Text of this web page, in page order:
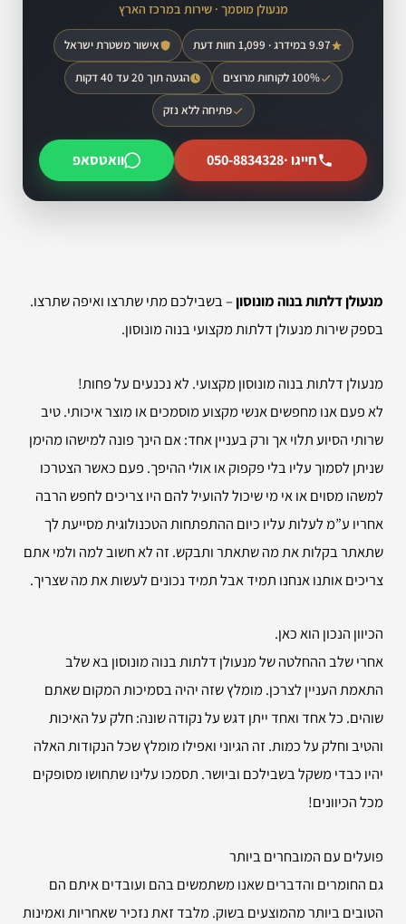
מנעולן מוסמך · שירות במרכז הארץ
9.97 במידרג · 1,099 חוות דעת אישור משטרת ישראל
100% לקוחות מרוצים הגעה תוך 20 עד 40 דקות
פתיחה ללא נזק
חייגו ·050-8834328 וואטסאפ
מנעולן דלתות בנוה מונוסון– בשבילכם מתי שתרצו ואיפה שתרצו.
בספק שירות מנעולן דלתות מקצועי בנוה מונוסון.
מנעולן דלתות בנוה מונוסון מקצועי. לא נכנעים על פחות!
לא פעם אנו מחפשים אנשי מקצוע מוסמכים או מוצר איכותי. טיב
שרותי הסיוע תלוי אך ורק בעניין אחד: אם הינך פונה למישהו מהימן
שניתן לסמוך עליו בלי פקפוק או אולי ההיפך. פעם כאשר הצטרכו
למשהו מסוים או אי מי שיכול להועיל להם היו צריכים לחפש הרבה
אחריו ע”מ לעלות עליו כיום ההתפתחות הטכנולוגית מסייעת לך
שתאתר בקלות את מה שתאתר ותבקש. זה לא חשוב למה ולמי אתם
צריכים אותנו אנחנו תמיד אבל תמיד נכונים לעשות את מה שצריך.
הכיוון הנכון הוא כאן.
אחרי שלב ההחלטה של מנעולן דלתות בנוה מונוסון בא שלב
התאמת העניין לצרכן. מומלץ שזה יהיה בסמיכות המקום שאתם
שוהים. כל אחד ואחד ייתן דגש על נקודה שונה: חלק על האיכות
והטיב וחלק על כמות. זה הגיוני ואפילו מומלץ שכל הנקודות האלה
יהיו כבדי משקל בשבילכם וביושר. תסמכו עלינו שתחושו מסופקים
מכל הכיוונים!
פועלים עם המובחרים ביותר
גם החומרים והדברים שאנו משתמשים בהם ועובדים איתם הם
הטובים ביותר מהמוצעים בשוק. מלבד זאת נזכיר שאחריות ואמינות